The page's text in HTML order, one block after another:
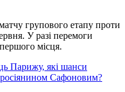
групового етапу проти
У разі перемоги
місця.
Парижу, які шанси
росіянином Сафоновим?